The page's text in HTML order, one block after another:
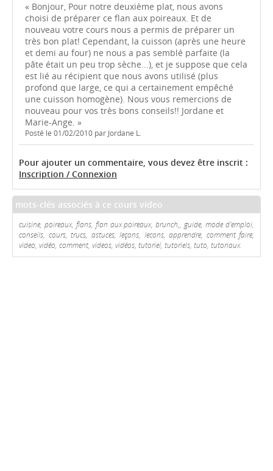
« Bonjour, Pour notre deuxième plat, nous avons
choisi de préparer ce flan aux poireaux. Et de
nouveau votre cours nous a permis de préparer un
très bon plat! Cependant, la cuisson (après une heure
et demi au four) ne nous a pas semblé parfaite (la
pâte était un peu trop sèche...), et je suppose que cela
est lié au récipient que nous avons utilisé (plus
profond que large, ce qui a certainement empêché
une cuisson homogène). Nous vous remercions de
nouveau pour vos très bons conseils!! Jordane et
Marie-Ange. »
Posté le 01/02/2010 par Jordane L.
Pour ajouter un commentaire, vous devez être inscrit :
Inscription / Connexion
mots-clés associés à ce cours video
cuisine, poireaux, flans, flan aux poireaux, brunch,, guide, mode d'emploi,
conseils, cours, trucs, astuces, leçons, lecons, apprendre, comment faire,
video, vidéo, comment, videos, vidéos, tutoriel, tutoriels, tuto, tutoriaux.